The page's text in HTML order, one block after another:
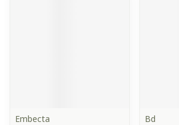
Embecta
Bd